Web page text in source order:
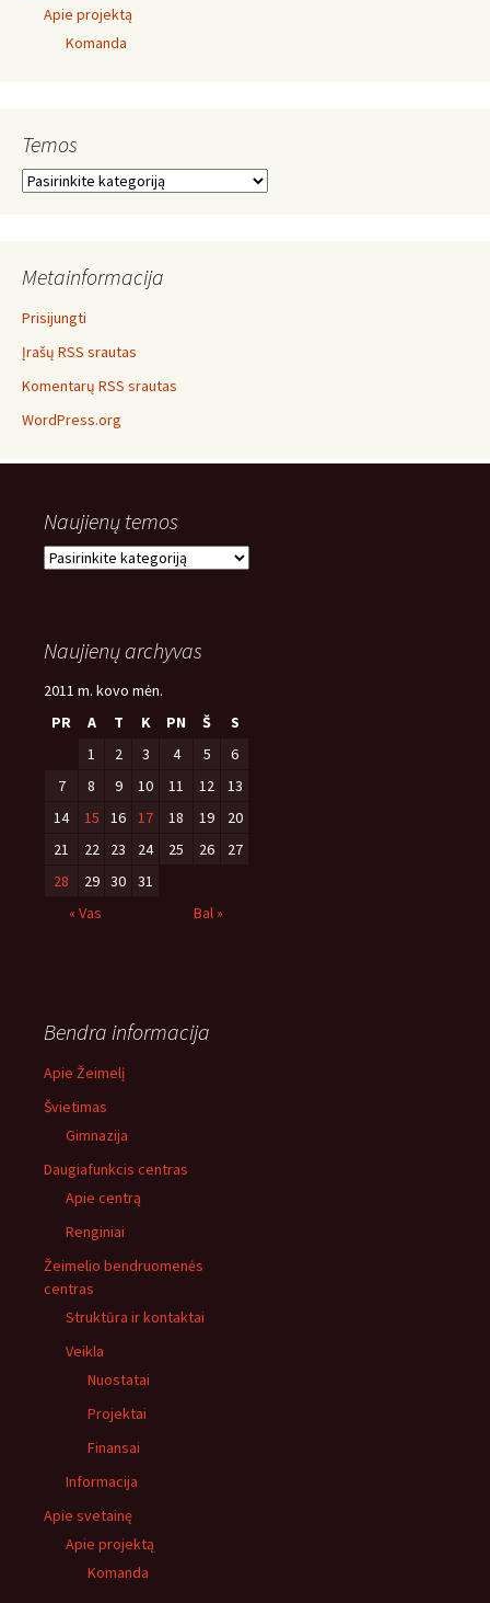
Apie projektą
Komanda
Temos
Temos
Metainformacija
Prisijungti
Įrašų RSS srautas
Komentarų RSS srautas
WordPress.org
Naujienų temos
Naujienų
Naujienų archyvas
2011 m. kovo mėn.
PR
A T K PN Š
S
1
2 3 4 5
6
7
8 9 10 11 12
13
14
15 16 17 18 19
20
21
22 23 24 25 26
27
28
29 30
31
« Vas
Bal »
Bendra informacija
Apie Žeimelį
Švietimas
Gimnazija
Daugiafunkcis centras
Apie centrą
Renginiai
Žeimelio bendruomenės
centras
Struktūra ir kontaktai
Veikla
Nuostatai
Projektai
Finansai
Informacija
Apie svetainę
Apie projektą
Komanda